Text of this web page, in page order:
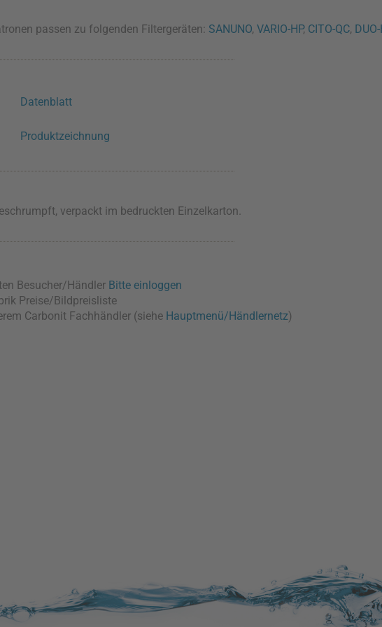
passen zu folgenden Filtergeräten: SANUNO, VARIO-HP, CITO-QC,
Datenblatt
Produktzeichnung
verpackt im bedruckten Einzelkarton.
Besucher/Händler Bitte einloggen
Preise/Bildpreisliste
Carbonit Fachhändler (siehe Hauptmenü/Händlernetz)